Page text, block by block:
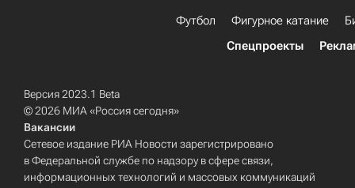
Футбол Фигурное катание
Спецпроекты
Версия 2023.1 Beta
© 2026 МИА «Россия сегодня»
Вакансии
Сетевое издание РИА Новости зарегистрировано
в Федеральной службе по надзору в сфере связи,
информационных технологий и массовых коммуникаций